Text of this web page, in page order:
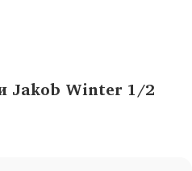
Jakob Winter 1/2